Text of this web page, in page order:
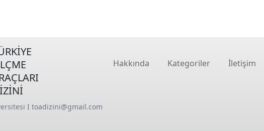
Hakkında Kategoriler İletişim
I toadizini@gmail.com